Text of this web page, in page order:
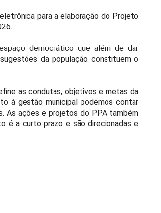
para a elaboração do Projeto
democrático que além de dar
da população constituem o
as condutas, objetivos e metas da
à gestão municipal podemos contar
As ações e projetos do PPA também
é a curto prazo e são direcionadas e